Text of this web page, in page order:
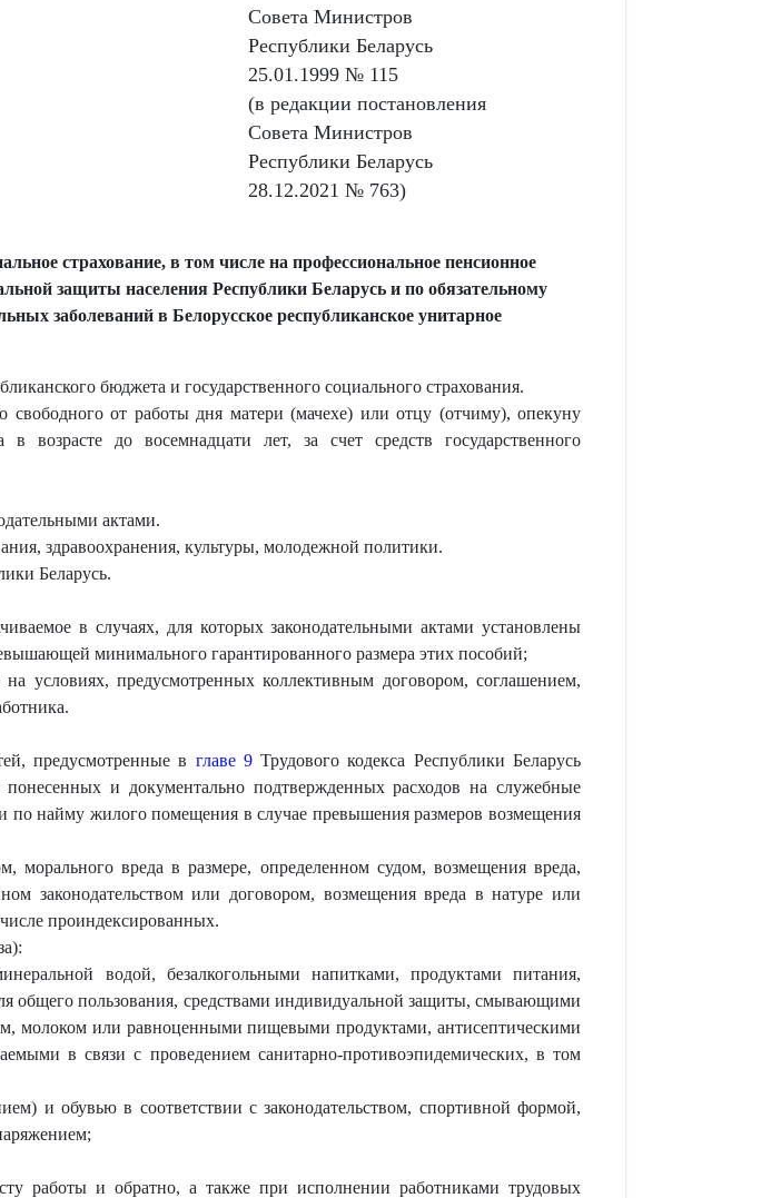
Совета Министров
Республики Беларусь
25.01.1999 № 115
(в редакции постановления
Совета Министров
Республики Беларусь
28.12.2021 № 763)
страхование, в том числе на профессиональное пенсионное
защиты населения Республики Беларусь и по обязательному
заболеваний в Белорусское республиканское унитарное
бюджета и государственного социального страхования.
свободного от работы дня матери (мачехе) или отцу (отчиму), опекуну
возрасте до восемнадцати лет, за счет средств государственного
актами.
здравоохранения, культуры, молодежной политики.
Беларусь.
в случаях, для которых законодательными актами установлены
минимального гарантированного размера этих пособий;
условиях, предусмотренных коллективным договором, соглашением,
предусмотренные в главе 9Трудового кодекса Республики Беларусь
и документально подтвержденных расходов на служебные
по найму жилого помещения в случае превышения размеров возмещения
морального вреда в размере, определенном судом, возмещения вреда,
законодательством или договором, возмещения вреда в натуре или
проиндексированных.
водой, безалкогольными напитками, продуктами питания,
общего пользования, средствами индивидуальной защиты, смывающими
молоком или равноценными пищевыми продуктами, антисептическими
в связи с проведением санитарно-противоэпидемических, в том
и обувью в соответствии с законодательством, спортивной формой,
работы и обратно, а также при исполнении работниками трудовых